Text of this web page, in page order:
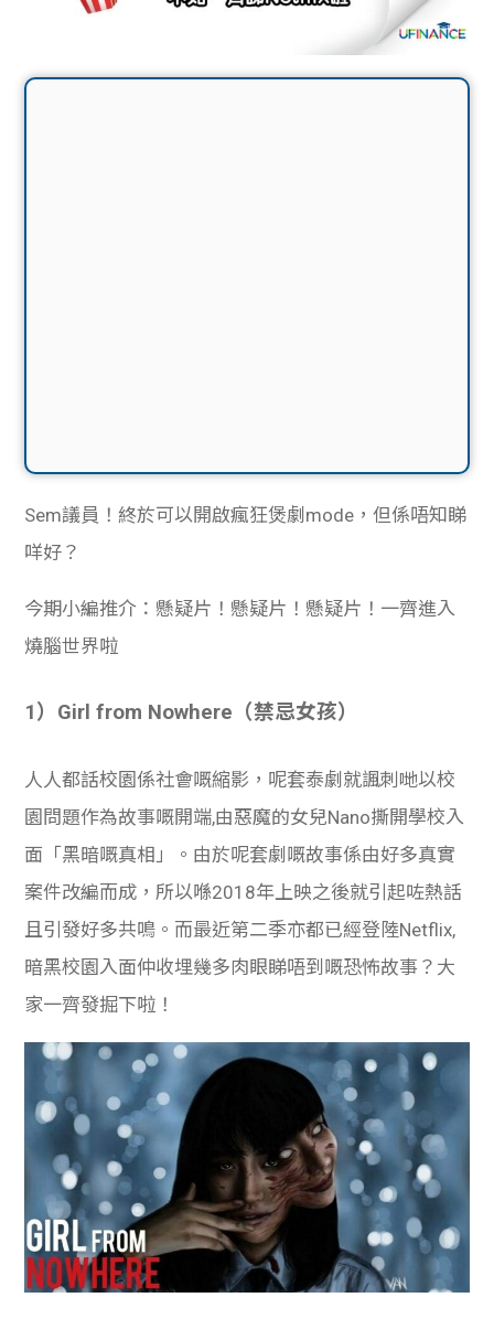
Sem議員！終於可以開啟瘋狂煲劇mode，但係唔知睇
咩好？
今期小編推介：懸疑片！懸疑片！懸疑片！一齊進入
燒腦世界啦
1） Girl from Nowhere（禁忌女孩）
人人都話校園係社會嘅縮影，呢套泰劇就諷刺哋以校
園問題作為故事嘅開端,由惡魔的女兒Nano撕開學校入
面「黑暗嘅真相」。由於呢套劇嘅故事係由好多真實
案件改編而成，所以喺2018年上映之後就引起咗熱話
且引發好多共鳴。而最近第二季亦都已經登陸Netflix,
暗黑校園入面仲收埋幾多肉眼睇唔到嘅恐怖故事？大
家一齊發掘下啦！